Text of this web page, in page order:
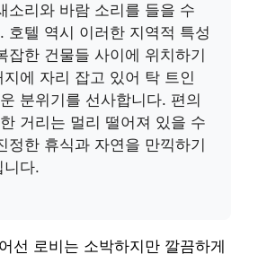
소리와 바람 소리를 들을 수
호텔 역시 이러한 지역적 특성
잡한 건물들 사이에 위치하기
에 자리 잡고 있어 탁 트인
분위기를 선사합니다. 편의
거리는 멀리 떨어져 있을 수
정한 휴식과 자연을 만끽하기
니다.
선 로비는 소박하지만 깔끔하게